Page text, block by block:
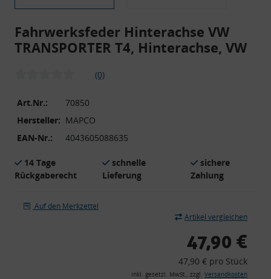
Fahrwerksfeder Hinterachse VW
TRANSPORTER T4, Hinterachse, VW
(0)
Art.Nr.:
70850
Hersteller: MAPCO
EAN-Nr.:
4043605088635
14 Tage
Rückgaberecht
schnelle
Lieferung
sichere
Zahlung
Auf den Merkzettel
Artikel vergleichen
47,90 €
47,90 € pro Stück
inkl. gesetzl. MwSt., zzgl. Versandkosten